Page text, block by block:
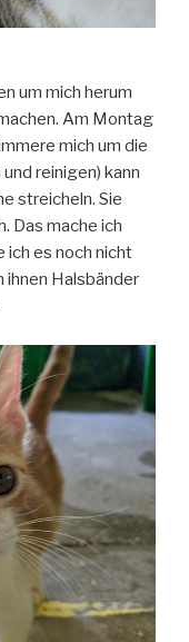
um mich herum
Am Montag
mich um die
reinigen) kann
streicheln. Sie
Das mache ich
ich es noch nicht
ihnen Halsbänder